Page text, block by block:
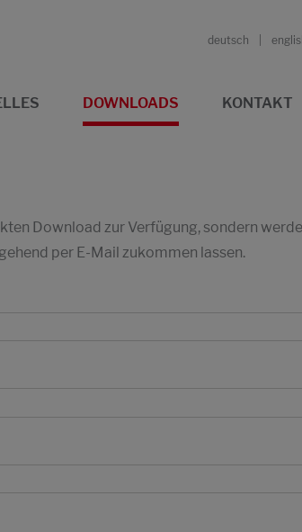
deutsch
DOWNLOADS KONTAKT
Download zur Verfügung, sondern
per E-Mail zukommen lassen.